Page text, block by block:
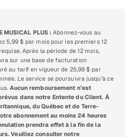
MUSICAL PLUS : Abonnez-vous au
5,99 $ par mois pour les premiers 12
Après la période de 12 mois,
sur une base de facturation
au tarif en vigueur de 25,99 $ par
Le service se poursuivra jusqu’à ce
Aucun remboursement n’est
dans notre Entente du Client. À
du Québec et de Terre-
abonnement au moins 24 heures
prendra effet à la fin de la
Veuillez consulter notre